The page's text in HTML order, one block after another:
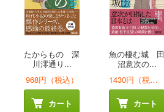
たからもの 深
川澪通り...
968円（税込）
カート
魚の棲む城 田
沼意次の...
1430円（税込）
カート